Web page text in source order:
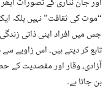
“موت کی ثقافت” نہیں بلکہ
جس میں افراد اپنی ذاتی
تابع کر دیتے ہیں۔ اس زاویے
آزادی، وقار اور مقصدیت کے
بن جاتا ہے۔